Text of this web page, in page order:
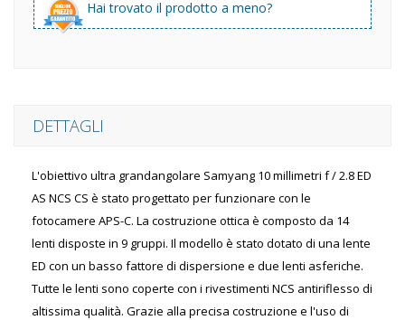
Hai trovato il prodotto a meno?
DETTAGLI
L'obiettivo ultra grandangolare Samyang 10 millimetri f / 2.8 ED
AS NCS CS è stato progettato per funzionare con le
fotocamere APS-C. La costruzione ottica è composto da 14
lenti disposte in 9 gruppi. Il modello è stato dotato di una lente
ED con un basso fattore di dispersione e due lenti asferiche.
Tutte le lenti sono coperte con i rivestimenti NCS antiriflesso di
altissima qualità. Grazie alla precisa costruzione e l'uso di